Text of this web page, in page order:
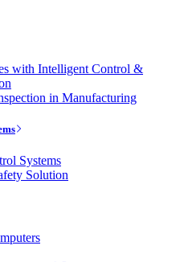
with Intelligent Control &
in Manufacturing
Systems
Solution